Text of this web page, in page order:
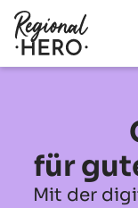
für
Mit der